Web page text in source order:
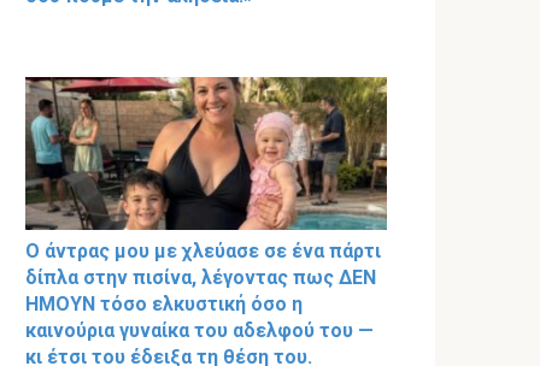
Ο άντρας μου με χλεύασε σε ένα πάρτι
δίπλα στην πισίνα, λέγοντας πως ΔΕΝ
ΗΜΟΥΝ τόσο ελκυστική όσο η
καινούρια γυναίκα του αδελφού του —
κι έτσι του έδειξα τη θέση του.